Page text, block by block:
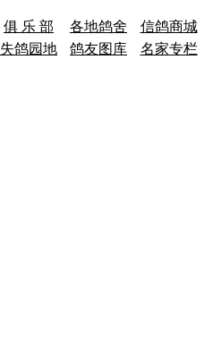
俱 乐 部 各地鸽舍
信鸽商城
失鸽园地 鸽友图库 名家专栏